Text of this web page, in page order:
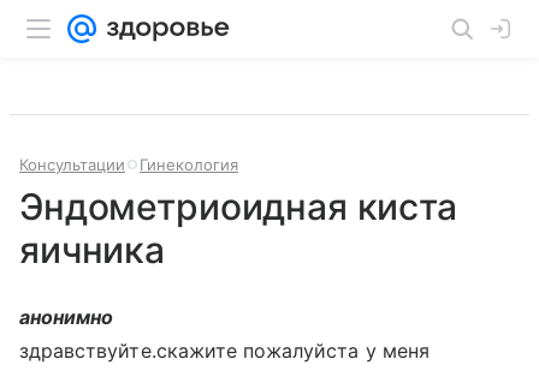
Консультации Гинекология
Эндометриоидная киста
яичника
анонимно
здравствуйте.скажите пожалуйста у меня